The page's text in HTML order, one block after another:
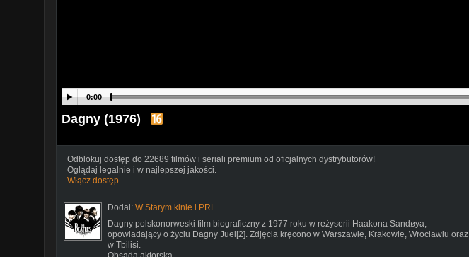
0:00
Dagny (1976)
Odblokuj dostęp do 22689 filmów i seriali premium od oficjalnych dystrybutorów!
Oglądaj legalnie i w najlepszej jakości.
Włącz dostęp
Dodał: W Starym kinie i PRL
Dagny polskonorweski film biograficzny z 1977 roku w reżyserii Haakona Sandøya,
opowiadający o życiu Dagny Juel[2]. Zdjęcia kręcono w Warszawie, Krakowie, Wrocławiu oraz
w Tbilisi.